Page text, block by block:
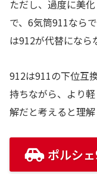
ただし、過度に美
で、6気筒911なら
は912が代替になら
912は911の下位互
持ちながら、より
解だと考えると理解
ポルシ